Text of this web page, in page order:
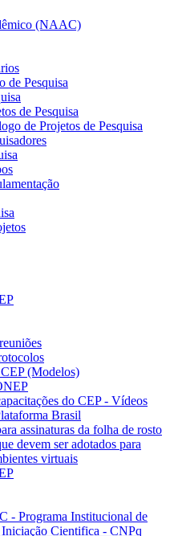
(NAAC)
de Pesquisa
de Pesquisa
de Projetos de Pesquisa
(Modelos)
do CEP - Vídeos
Brasil
assinaturas da folha de rosto
devem ser adotados para
virtuais
- Programa Institucional de
Iniciação Cientifica - CNPq